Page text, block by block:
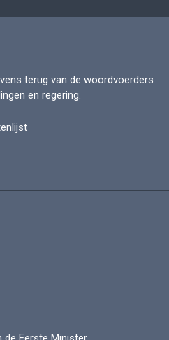
terug van de woordvoerders
en regering.